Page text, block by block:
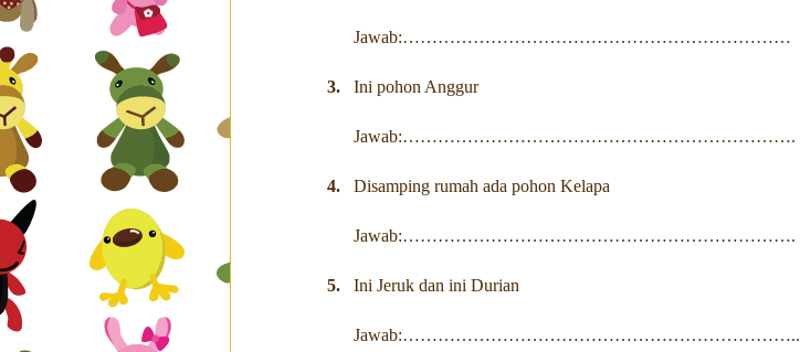
Jawab:…………………………………………………………
3. Ini pohon Anggur
Jawab:………………………………………………………….
4. Disamping rumah ada pohon Kelapa
Jawab:………………………………………………………….
5. Ini Jeruk dan ini Durian
Jawab:…………………………………………………………..